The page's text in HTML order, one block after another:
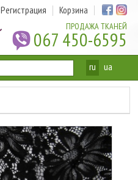
ПРОДАЖА ТКАНЕЙ
067 450-6595
Регистрация Корзина
ru ua